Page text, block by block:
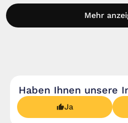
Mehr
Haben Ihnen unsere
Ja